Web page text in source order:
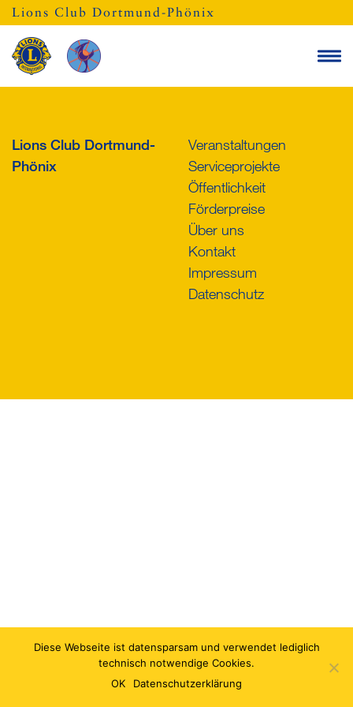
Lions Club Dortmund-Phönix
Lions Club Dortmund-
Phönix
Veranstaltungen
Serviceprojekte
Öffentlichkeit
Förderpreise
Über uns
Kontakt
Impressum
Datenschutz
Diese Webseite ist datensparsam und verwendet lediglich
technisch notwendige Cookies.
OK
Datenschutzerklärung